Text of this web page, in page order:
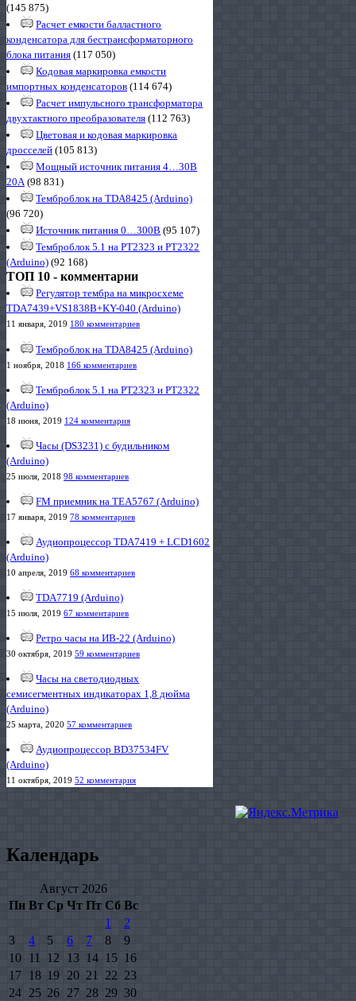
(145 875)
Расчет емкости балластного
конденсатора для бестрансформаторного
блока питания (117 050)
Кодовая маркировка емкости
импортных конденсаторов (114 674)
Расчет импульсного трансформатора
двухтактного преобразователя (112 763)
Цветовая и кодовая маркировка
дросселей (105 813)
Мощный источник питания 4…30В
20А(98 831)
Темброблок на TDA8425 (Arduino)
(96 720)
Источник питания 0…300В (95 107)
Темброблок 5.1 на PT2323 и PT2322
(Arduino) (92 168)
ТОП 10 - комментарии
Регулятор тембра на микросхеме
TDA7439+VS1838B+KY-040 (Arduino)
11 января, 2019 180 комментариев
Темброблок на TDA8425 (Arduino)
1 ноября, 2018 166 комментариев
Темброблок 5.1 на PT2323 и PT2322
(Arduino)
18 июня, 2019 124 комментария
Часы (DS3231) с будильником
(Arduino)
25 июля, 2018 98 комментариев
FM приемник на TEA5767 (Arduino)
17 января, 2019 78 комментариев
Аудиопроцессор TDA7419 + LCD1602
(Arduino)
10 апреля, 2019 68 комментариев
TDA7719 (Arduino)
15 июля, 2019 67 комментариев
Ретро часы на ИВ-22 (Arduino)
30 октября, 2019 59 комментариев
Часы на светодиодных
семисегментных индикаторах 1,8 дюйма
(Arduino)
25 марта, 2020 57 комментариев
Аудиопроцессор BD37534FV
(Arduino)
11 октября, 2019 52 комментария
Календарь
Август 2026
Пн Вт Ср Чт Пт Сб Вс
1
2
3
4 5 6 7 8
9
10 11 12 13 14 15 16
17 18 19 20 21 22 23
24 25 26 27 28 29 30